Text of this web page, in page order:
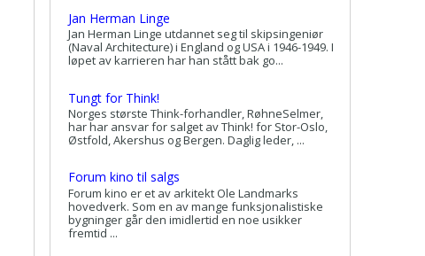
Jan Herman Linge
Jan Herman Linge utdannet seg til skipsingeniør
(Naval Architecture) i England og USA i 1946-1949. I
løpet av karrieren har han stått bak go...
Tungt for Think!
Norges største Think-forhandler, RøhneSelmer,
har har ansvar for salget av Think! for Stor-Oslo,
Østfold, Akershus og Bergen. Daglig leder, ...
Forum kino til salgs
Forum kino er et av arkitekt Ole Landmarks
hovedverk. Som en av mange funksjonalistiske
bygninger går den imidlertid en noe usikker
fremtid ...